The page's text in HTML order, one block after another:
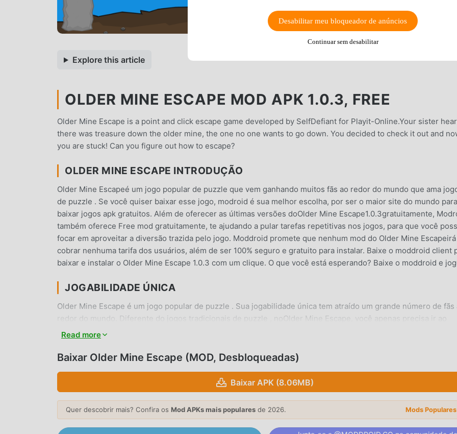
Explore this article
OLDER MINE ESCAPE MOD APK 1.0.3, FREE
Older Mine Escape is a point and click escape game developed by SelfDefiant for Playit-Online.Your sister
there was treasure down the older mine, the one no one wants to go down. You decided to check it out and
you are stuck! Can you figure out how to escape?
OLDER MINE ESCAPE INTRODUÇÃO
Older Mine Escapeé um jogo popular de puzzle que vem ganhando muitos fãs ao redor do mundo que ama
de puzzle . Se você quiser baixar esse jogo, modroid é sua melhor escolha, por ser o maior site do mundo para
baixar jogos apk gratuitos. Além de oferecer as últimas versões doOlder Mine Escape1.0.3gratuitamente,
também oferece Free mod gratuitamente, te ajudando a pular tarefas repetitivas nos jogos, para que você
focar em aproveitar a diversão trazida pelo jogo. Moddroid promete que nenhum mod do Older Mine Escapeirá
cobrar nenhuma tarifa dos usuários, além de ser 100% seguro e gratuito para instalar. Baixe o moddroid client
baixar e instalar o Older Mine Escape 1.0.3 com um clique. O que você está esperando? Baixe o moddroid e
JOGABILIDADE ÚNICA
Older Mine Escape é um jogo popular de puzzle . Sua jogabilidade única tem atraído um grande número de fãs
redor do mundo. Diferente do jogos tradicionais de puzzle , noOlder Mine Escape, você apenas precisa ir ao
tutorial para iniciante para que você possa iniciar facilmente o jogo e aproveitar a alegria trazida pelo clássico
de jogos de puzzle , permitindo que você se comunique e compartilhe com todos os amantes de jogos puzzle
TELA ATRAENTE
Read more
Baixar Older Mine Escape (MOD, Desbloqueadas)
Baixar APK (8.06MB)
Quer descobrir mais? Confira os Mod APKs mais populares de 2026. Mods
Desabilitar meu bloqueador de anúncios
Continuar sem desabilitar